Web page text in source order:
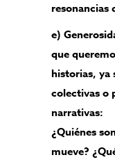
resonancias
e)
que
historias, ya
colectivas o
narrativas:
¿Quiénes
mueve?